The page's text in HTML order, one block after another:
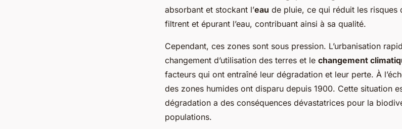
absorbant et stockant l’eau de pluie, ce qui réduit les risques
filtrent et épurant l’eau, contribuant ainsi à sa qualité.
Cependant, ces zones sont sous pression. L’urbanisation
changement d’utilisation des terres et le changement
facteurs qui ont entraîné leur dégradation et leur perte. À
des zones humides ont disparu depuis 1900. Cette situation
dégradation a des conséquences dévastatrices pour la
populations.